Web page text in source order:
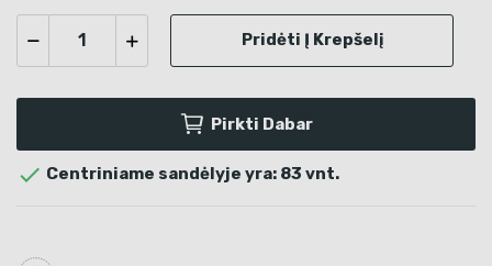
Pridėti Į Krepšelį
Pirkti Dabar
 Centriniame sandėlyje yra: 83 vnt.